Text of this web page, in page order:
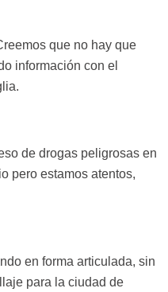
que no hay que
información con el
de drogas peligrosas en
pero estamos atentos,
en forma articulada, sin
para la ciudad de